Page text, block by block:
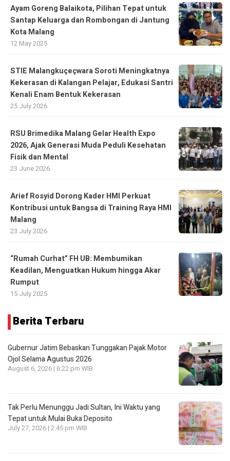
Ayam Goreng Balaikota, Pilihan Tepat untuk
Santap Keluarga dan Rombongan di Jantung
Kota Malang
12 May 2025
STIE Malangkuçeçwara Soroti Meningkatnya
Kekerasan di Kalangan Pelajar, Edukasi Santri
Kenali Enam Bentuk Kekerasan
25 July 2026
RSU Brimedika Malang Gelar Health Expo
2026, Ajak Generasi Muda Peduli Kesehatan
Fisik dan Mental
23 June 2026
Arief Rosyid Dorong Kader HMI Perkuat
Kontribusi untuk Bangsa di Training Raya HMI
Malang
23 July 2026
“Rumah Curhat” FH UB: Membumikan
Keadilan, Menguatkan Hukum hingga Akar
Rumput
15 July 2025
Berita Terbaru
Gubernur Jatim Bebaskan Tunggakan Pajak Motor
Ojol Selama Agustus 2026
August 6, 2026 | 6:22 pm WIB
Tak Perlu Menunggu Jadi Sultan, Ini Waktu yang
Tepat untuk Mulai Buka Deposito
July 27, 2026 | 2:45 pm WIB